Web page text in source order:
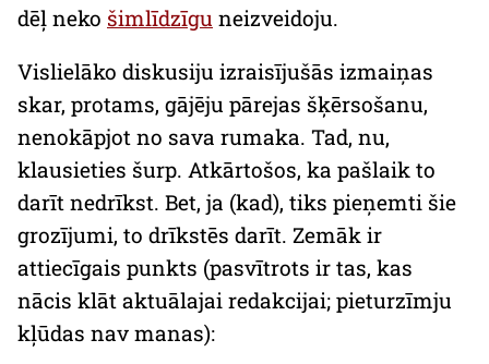
dēļ neko šimlīdzīgu neizveidoju.
Vislielāko diskusiju izraisījušās izmaiņas
skar, protams, gājēju pārejas šķērsošanu,
nenokāpjot no sava rumaka. Tad, nu,
klausieties šurp. Atkārtošos, ka pašlaik to
darīt nedrīkst. Bet, ja (kad), tiks pieņemti šie
grozījumi, to drīkstēs darīt. Zemāk ir
attiecīgais punkts (pasvītrots ir tas, kas
nācis klāt aktuālajai redakcijai; pieturzīmju
kļūdas nav manas):